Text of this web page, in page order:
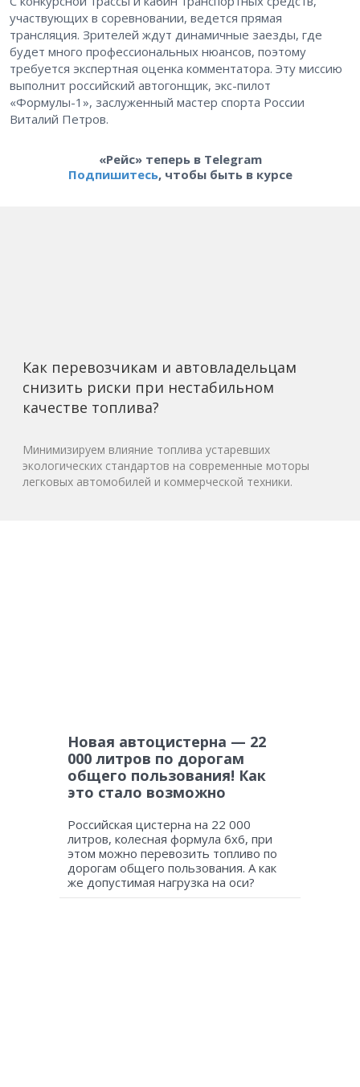
участвующих в соревновании, ведется прямая
трансляция. Зрителей ждут динамичные заезды, где
будет много профессиональных нюансов, поэтому
требуется экспертная оценка комментатора. Эту миссию
выполнит российский автогонщик, экс-пилот
«Формулы-1», заслуженный мастер спорта России
Виталий Петров.
«Рейс» теперь в Telegram
Подпишитесь, чтобы быть в курсе
Как перевозчикам и автовладельцам
снизить риски при нестабильном
качестве топлива?
Минимизируем влияние топлива устаревших
экологических стандартов на современные моторы
легковых автомобилей и коммерческой техники.
Новая автоцистерна — 22
000 литров по дорогам
общего пользования! Как
это стало возможно
Российская цистерна на 22 000
литров, колесная формула 6х6, при
этом можно перевозить топливо по
дорогам общего пользования. А как
же допустимая нагрузка на оси?